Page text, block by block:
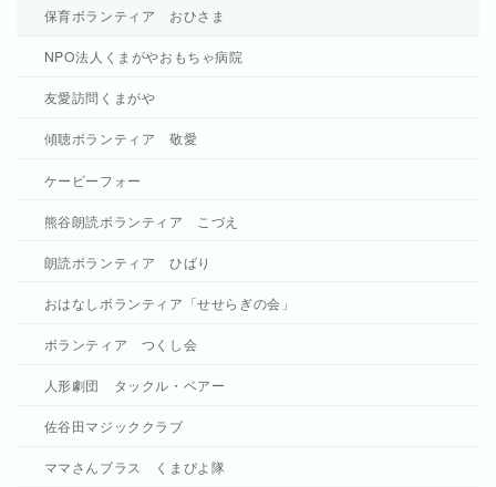
保育ボランティア おひさま
NPO法人くまがやおもちゃ病院
友愛訪問くまがや
傾聴ボランティア 敬愛
ケービーフォー
熊谷朗読ボランティア こづえ
朗読ボランティア ひばり
おはなしボランティア「せせらぎの会」
ボランティア つくし会
人形劇団 タックル・ベアー
佐谷田マジッククラブ
ママさんブラス くまぴよ隊